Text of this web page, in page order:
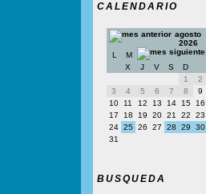
CALENDARIO
agosto
2026
L
M
X
J V S
D
1
2
3
4 5 6 7 8
9
10
11 12 13 14 15
16
17
18 19 20 21 22
23
24 25 26 27 28 29
30
31
BUSQUEDA